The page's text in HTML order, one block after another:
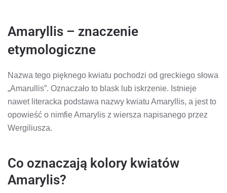
Amaryllis – znaczenie
etymologiczne
Nazwa tego pięknego kwiatu pochodzi od greckiego słowa
„Amarullis”. Oznaczało to blask lub iskrzenie. Istnieje
nawet literacka podstawa nazwy kwiatu Amaryllis, a jest to
opowieść o nimfie Amarylis z wiersza napisanego przez
Wergiliusza.
Co oznaczają kolory kwiatów
Amarylis?